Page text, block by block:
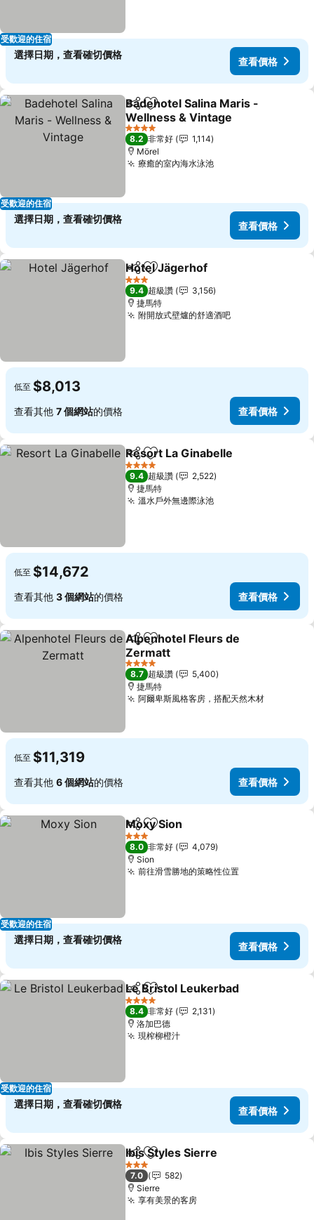
受歡迎的住宿
選擇日期，查看確切價格
查看價格
受歡迎的住宿
分享 加入我的最愛
Badehotel Salina Maris -
Wellness & Vintage
4 星級
8.2 非常好
1,114
Mörel
療癒的室內海水泳池
選擇日期，查看確切價格
查看價格
分享 加入我的最愛
Hotel Jägerhof
3 星級
9.4 超級讚
3,156
捷馬特
附開放式壁爐的舒適酒吧
低至 $8,013
查看其他 7 個網站的價格 查看價格
分享 加入我的最愛
Resort La Ginabelle
4 星級
9.4 超級讚
2,522
捷馬特
溫水戶外無邊際泳池
低至 $14,672
查看其他 3 個網站的價格 查看價格
分享 加入我的最愛
Alpenhotel Fleurs de
Zermatt
4 星級
8.7 超級讚
5,400
捷馬特
阿爾卑斯風格客房，搭配天然木材
低至 $11,319
查看其他 6 個網站的價格 查看價格
受歡迎的住宿
分享 加入我的最愛
Moxy Sion
3 星級
8.0 非常好
4,079
Sion
前往滑雪勝地的策略性位置
選擇日期，查看確切價格
查看價格
受歡迎的住宿
分享 加入我的最愛
Le Bristol Leukerbad
4 星級
8.4 非常好
2,131
洛加巴德
現榨柳橙汁
選擇日期，查看確切價格
查看價格
分享 加入我的最愛
Ibis Styles Sierre
3 星級
7.0
582
Sierre
享有美景的客房